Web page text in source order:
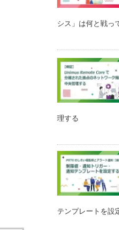
シス」は何と戦っ
理する
テンプレートを設